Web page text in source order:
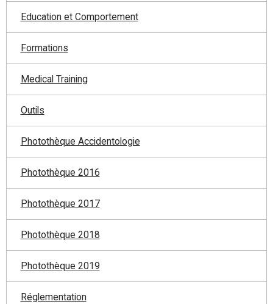
Education et Comportement
Formations
Medical Training
Outils
Photothèque Accidentologie
Photothèque 2016
Photothèque 2017
Photothèque 2018
Photothèque 2019
Réglementation